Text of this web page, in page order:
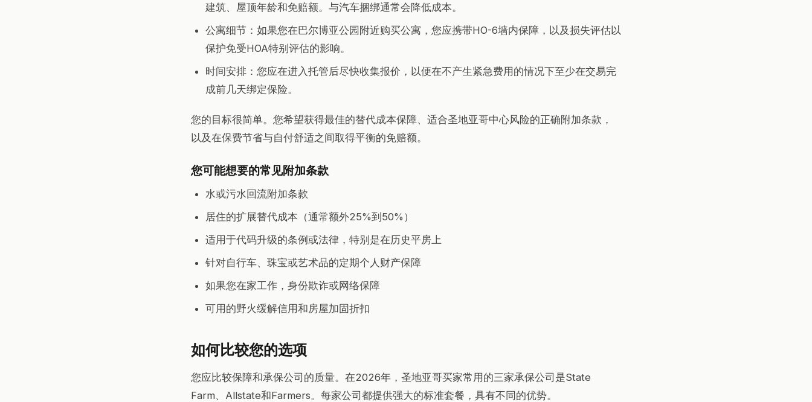
建筑、屋顶年龄和免赔额。与汽车捆绑通常会降低成本。
公寓细节：如果您在巴尔博亚公园附近购买公寓，您应携带HO-6墙内保障，以及损失评估以
保护免受HOA特别评估的影响。
时间安排：您应在进入托管后尽快收集报价，以便在不产生紧急费用的情况下至少在交易完
成前几天绑定保险。
您的目标很简单。您希望获得最佳的替代成本保障、适合圣地亚哥中心风险的正确附加条款，
以及在保费节省与自付舒适之间取得平衡的免赔额。
您可能想要的常见附加条款
水或污水回流附加条款
居住的扩展替代成本（通常额外25%到50%）
适用于代码升级的条例或法律，特别是在历史平房上
针对自行车、珠宝或艺术品的定期个人财产保障
如果您在家工作，身份欺诈或网络保障
可用的野火缓解信用和房屋加固折扣
如何比较您的选项
您应比较保障和承保公司的质量。在2026年，圣地亚哥买家常用的三家承保公司是State
Farm、Allstate和Farmers。每家公司都提供强大的标准套餐，具有不同的优势。